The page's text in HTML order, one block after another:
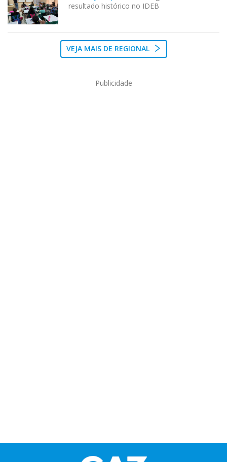
resultado histórico no IDEB
VEJA MAIS DE REGIONAL
Publicidade